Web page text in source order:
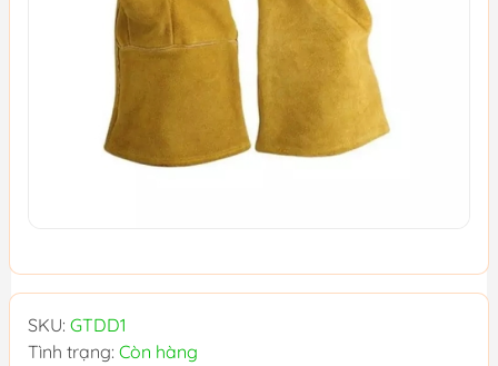
SKU: GTDD1
Tình trạng: Còn hàng